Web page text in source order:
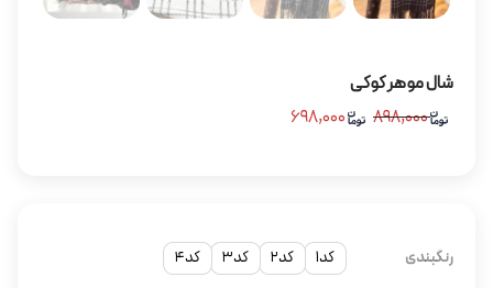
شال موهر کوکی
۸۹۸,۰۰۰
رنگبندی کد1 کد2 کد3 کد4